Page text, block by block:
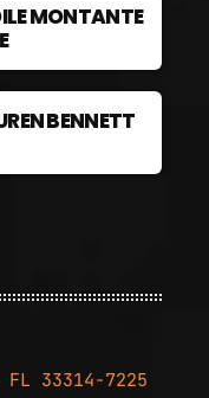
MONTANTE
BENNETT
33314-7225